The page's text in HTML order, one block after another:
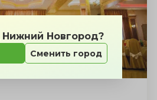
Нижний Новгород?
Сменить город